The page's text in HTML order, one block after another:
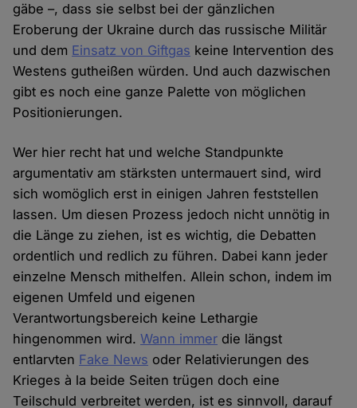
gäbe –, dass sie selbst bei der gänzlichen
Eroberung der Ukraine durch das russische Militär
und dem Einsatz von Giftgas keine Intervention des
Westens gutheißen würden. Und auch dazwischen
gibt es noch eine ganze Palette von möglichen
Positionierungen.
Wer hier recht hat und welche Standpunkte
argumentativ am stärksten untermauert sind, wird
sich womöglich erst in einigen Jahren feststellen
lassen. Um diesen Prozess jedoch nicht unnötig in
die Länge zu ziehen, ist es wichtig, die Debatten
ordentlich und redlich zu führen. Dabei kann jeder
einzelne Mensch mithelfen. Allein schon, indem im
eigenen Umfeld und eigenen
Verantwortungsbereich keine Lethargie
hingenommen wird.Wann immer die längst
entlarvten Fake News oder Relativierungen des
Krieges à la beide Seiten trügen doch eine
Teilschuld verbreitet werden, ist es sinnvoll, darauf